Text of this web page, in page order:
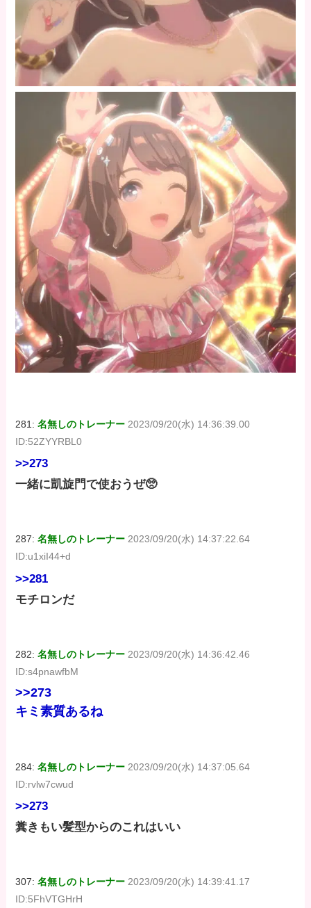
281:名無しのトレーナー 2023/09/20(水) 14:36:39.00
ID:52ZYYRBL0
>>273
一緒に凱旋門で使おうぜ🥺
287:名無しのトレーナー 2023/09/20(水) 14:37:22.64
ID:u1xiI44+d
>>281
モチロンだ
282:名無しのトレーナー 2023/09/20(水) 14:36:42.46
ID:s4pnawfbM
>>273
キミ素質あるね
284:名無しのトレーナー 2023/09/20(水) 14:37:05.64
ID:rvlw7cwud
>>273
糞きもい髪型からのこれはいい
307:名無しのトレーナー 2023/09/20(水) 14:39:41.17
ID:5FhVTGHrH